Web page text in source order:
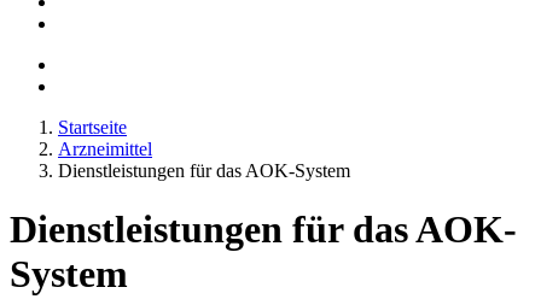
Startseite
Arzneimittel
Dienstleistungen für das AOK-System
Dienstleistungen für das AOK-
System